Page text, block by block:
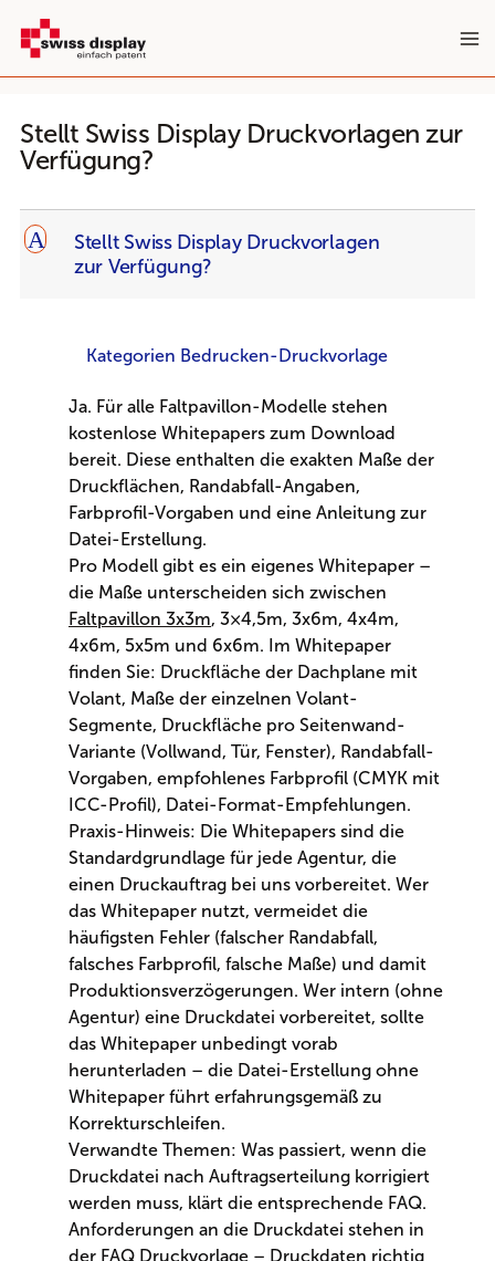
Inhalt
springen
Stellt Swiss Display Druckvorlagen zur
Verfügung?
A
Stellt Swiss Display Druckvorlagen
zur Verfügung?
Kategorien Bedrucken-Druckvorlage
Ja. Für alle Faltpavillon-Modelle stehen
kostenlose Whitepapers zum Download
bereit. Diese enthalten die exakten Maße der
Druckflächen, Randabfall-Angaben,
Farbprofil-Vorgaben und eine Anleitung zur
Datei-Erstellung.
Pro Modell gibt es ein eigenes Whitepaper –
die Maße unterscheiden sich zwischen
Faltpavillon 3x3m, 3×4,5m, 3x6m, 4x4m,
4x6m, 5x5m und 6x6m. Im Whitepaper
finden Sie: Druckfläche der Dachplane mit
Volant, Maße der einzelnen Volant-
Segmente, Druckfläche pro Seitenwand-
Variante (Vollwand, Tür, Fenster), Randabfall-
Vorgaben, empfohlenes Farbprofil (CMYK mit
ICC-Profil), Datei-Format-Empfehlungen.
Praxis-Hinweis: Die Whitepapers sind die
Standardgrundlage für jede Agentur, die
einen Druckauftrag bei uns vorbereitet. Wer
das Whitepaper nutzt, vermeidet die
häufigsten Fehler (falscher Randabfall,
falsches Farbprofil, falsche Maße) und damit
Produktionsverzögerungen. Wer intern (ohne
Agentur) eine Druckdatei vorbereitet, sollte
das Whitepaper unbedingt vorab
herunterladen – die Datei-Erstellung ohne
Whitepaper führt erfahrungsgemäß zu
Korrekturschleifen.
Verwandte Themen: Was passiert, wenn die
Druckdatei nach Auftragserteilung korrigiert
werden muss, klärt die entsprechende FAQ.
Anforderungen an die Druckdatei stehen in
der FAQ Druckvorlage – Druckdaten richtig